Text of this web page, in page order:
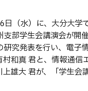
日（水）に、大分大学
支部学生会講演会が開
研究発表を行い、電子
和真 君と、情報通信
雄大 君が、「学生会
テム工学科
ム工学専攻
キャンパス
ンパス等
授業料
ント
交通アク
学生生活
介動画